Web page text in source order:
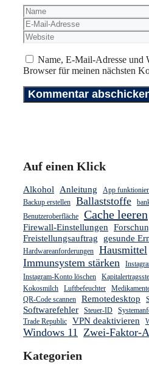
Name
Name, E-Mail-Adresse und
Browser für meinen nächsten
Auf einen Klick
Alkohol Anleitung App
Backup erstellen
Ballaststoffe
Benutzeroberfläche
Cache leeren
Firewall-Einstellungen
Freistellungsauftrag
gesunde
Hardwareanforderungen
Hausmittel
Immunsystem stärken
Instagram-Konto löschen
Kokosmilch Luftbefeuchter
QR-Code scannen
Remotedesktop
Softwarefehler
Steuer-ID
Trade Republic
VPN deaktivieren
Windows 11 Zwei-Faktor-
Kategorien